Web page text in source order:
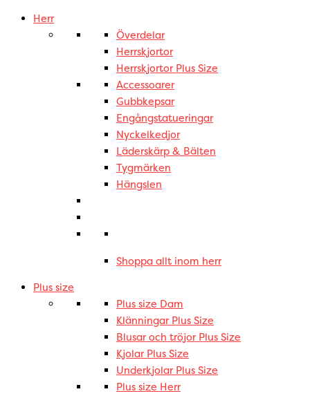
Herr
Överdelar
Herrskjortor
Herrskjortor Plus Size
Accessoarer
Gubbkepsar
Engångstatueringar
Nyckelkedjor
Läderskärp & Bälten
Tygmärken
Hängslen
Shoppa allt inom herr
Plus size
Plus size Dam
Klänningar Plus Size
Blusar och tröjor Plus Size
Kjolar Plus Size
Underkjolar Plus Size
Plus size Herr